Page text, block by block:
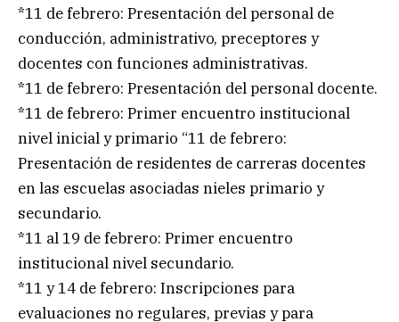
*11 de febrero: Presentación del personal de
conducción, administrativo, preceptores y
docentes con funciones administrativas.
*11 de febrero: Presentación del personal docente.
*11 de febrero: Primer encuentro institucional
nivel inicial y primario “11 de febrero:
Presentación de residentes de carreras docentes
en las escuelas asociadas nieles primario y
secundario.
*11 al 19 de febrero: Primer encuentro
institucional nivel secundario.
*11 y 14 de febrero: Inscripciones para
evaluaciones no regulares, previas y para